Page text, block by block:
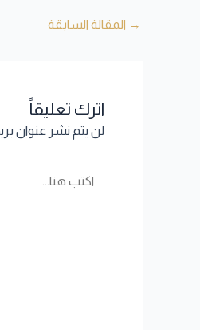
→ المقالة السابقة
اترك تعليقاً
لن يتم نشر عنوان
هنا...